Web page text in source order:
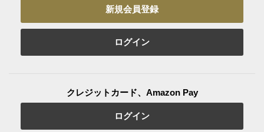
新規会員登録
ログイン
クレジットカード、Amazon Pay
ログイン